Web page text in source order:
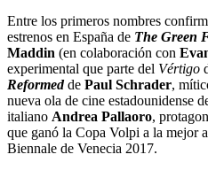
Entre los primeros nombres
estrenos en España de The Green
Maddin (en colaboración con
experimental que parte del Vértigo
Reformedde Paul Schrader,
nueva ola de cine estadounidense
italiano Andrea Pallaoro,
que ganó la Copa Volpi a la mejor
Biennale de Venecia 2017.